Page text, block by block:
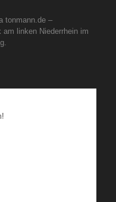
tonmann.de –
linken Niederrhein im